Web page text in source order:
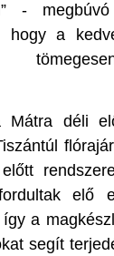
-
hogy a
Mátra déli
elő
a
segít